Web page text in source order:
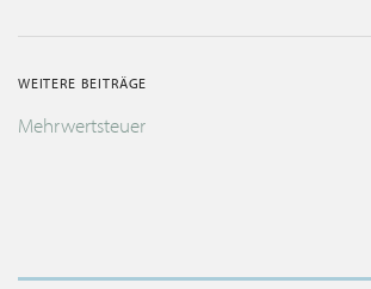
WEITERE BEITRÄGE
Mehrwertsteuer